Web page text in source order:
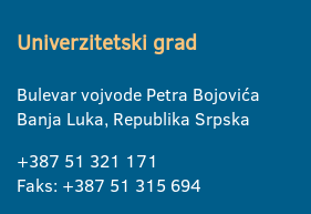
Univerzitetski grad
Bulevar vojvode Petra Bojovića
Banja Luka, Republika Srpska
+387 51 321 171
Faks: +387 51 315 694